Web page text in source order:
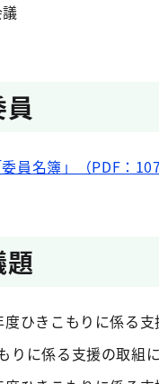
委員名簿」（PDF：
度ひきこもりに係る
りに係る支援の取組